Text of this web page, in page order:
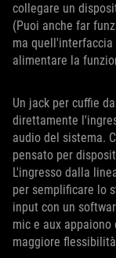
collegare un
(Puoi anche far
ma
alimentare la
Un jack per cuffie
direttamente
audio del sistema.
pensato per
L'ingresso dalla
per semplificare lo
input con un
mic e aux
maggiore